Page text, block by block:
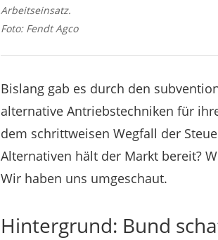
Arbeitseinsatz.
Foto: Fendt Agco
Bislang gab es durch den
alternative Antriebstechniken für
dem schrittweisen Wegfall der
Alternativen hält der Markt bereit?
Wir haben uns umgeschaut.
Hintergrund: Bund